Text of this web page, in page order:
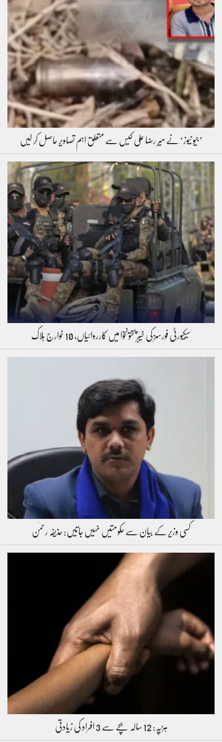
’جیو نیوز‘ نے میر رضا علی کیس سے متعلق اہم تصاویر حاصل کر لیں
سیکیورٹی فورسز کی خیبرپختونخوا میں کارروائیاں، 10 خوارج ہلاک
کسی وزیر کے بیان سے حکومتیں نہیں جاتیں: حذیفہ رحمٰن
ہڑپہ: 12 سالہ بچے سے 3 افراد کی زیادتی